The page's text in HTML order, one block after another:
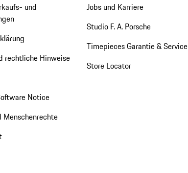
und
rechtliche Hinweise
Notice
Jobs und Karriere
Studio F. A. Porsche
Timepieces Garantie & Service
Store Locator